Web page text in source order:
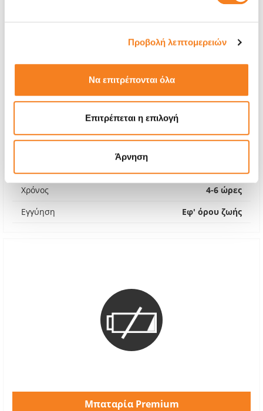
Προβολή λεπτομερειών
Να επιτρέπονται όλα
Επιτρέπεται η επιλογή
Άρνηση
Kρύσταλλο Aφής
Χρόνος
4-6 ώρες
Εγγύηση
Εφ' όρου ζωής
Μπαταρία Premium